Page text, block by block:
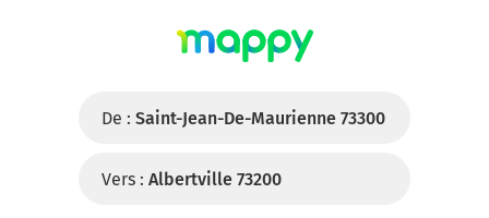
De : Saint-Jean-De-Maurienne 73300
Vers : Albertville 73200